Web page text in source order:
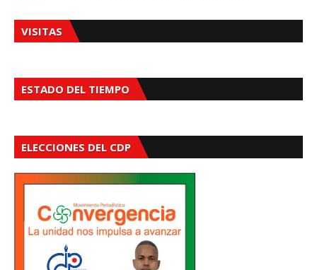
VISITAS
ESTADO DEL TIEMPO
ELECCIONES DEL CDP